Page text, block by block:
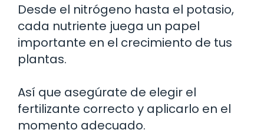
Desde el nitrógeno hasta el potasio,
cada nutriente juega un papel
importante en el crecimiento de tus
plantas.
Así que asegúrate de elegir el
fertilizante correcto y aplicarlo en el
momento adecuado.